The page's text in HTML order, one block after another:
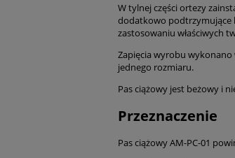
W tylnej części ortezy
dodatkowo podtrzymujące
zastosowaniu właściwych
Zapięcia wyrobu wykonano
jednego rozmiaru.
Pas ciążowy jest beżowy i
Przeznaczenie
Pas ciążowy AM-PC-01